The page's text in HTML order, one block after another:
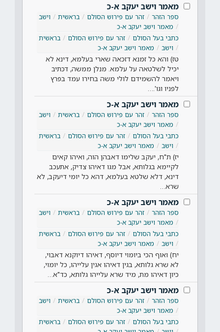
מאמר וישב יעקב א-כ
ספר הזהר זהר עם פירוש הסולם בראשית
וישב
מאמר וישב יעקב א-כ
כתבי בעל הסולם
זהר עם פירוש הסולם
בראשית
וישב
מאמר וישב יעקב א-כ
טז) והא כל זמנא דזכאה שארי בעלמא, דינא לא
יכיל לשלטאה על עלמא. מנלן ממשה, דכתיב
ויאמר להשמידם לולי משה בחירו עמד בפרץ
לפניו וגו'.…
מאמר וישב יעקב א-כ
ספר הזהר זהר עם פירוש הסולם בראשית
וישב
מאמר וישב יעקב א-כ
כתבי בעל הסולם
זהר עם פירוש הסולם
בראשית
וישב
מאמר וישב יעקב א-כ
יז) ת"ח, יעקב שלימו דאבהן הוה, ואיהו קאים
לקיימא בגלותא, אבל מגו דאיהו צדיק, אתעכב
דינא, דלא שלטא בעלמא, דהא כל יומי דיעקב, לא
שרא…
מאמר וישב יעקב א-כ
ספר הזהר זהר עם פירוש הסולם בראשית
וישב
מאמר וישב יעקב א-כ
כתבי בעל הסולם
זהר עם פירוש הסולם
בראשית
וישב
מאמר וישב יעקב א-כ
יח) ואוף הכי ביומוי דיוסף, דאיהו דיוקנא דאבוי,
לא שרא גלותא, בגין דאיהו אגין עלייהו, כל יומוי,
כיון דאיהו מת, מיד שרא עלייהו גלותא, כד"א…
מאמר וישב יעקב א-כ
ספר הזהר זהר עם פירוש הסולם בראשית
וישב
מאמר וישב יעקב א-כ
כתבי בעל הסולם
זהר עם פירוש הסולם
בראשית